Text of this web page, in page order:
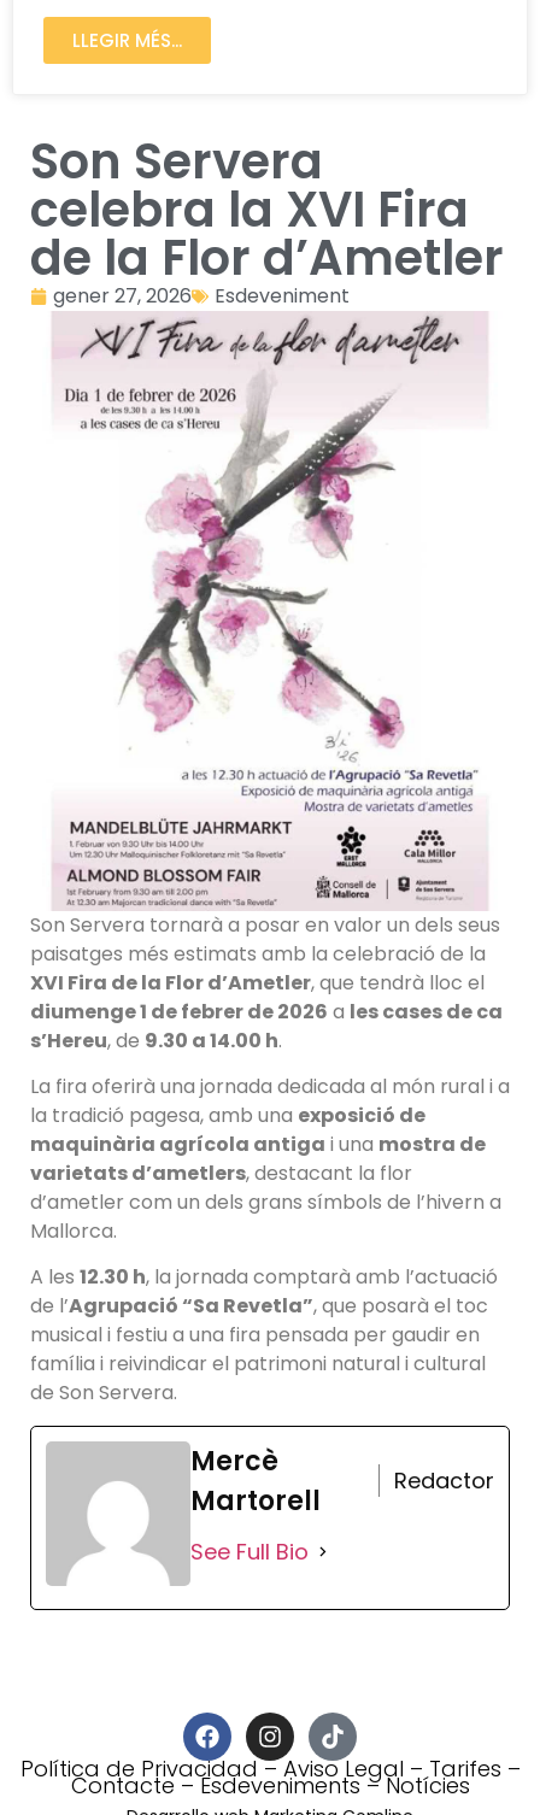
Son Servera
celebra la XVI Fira
de la Flor d’Ametler
gener 27, 2026 Esdeveniment
Son Servera tornarà a posar en valor un dels seus
paisatges més estimats amb la celebració de la
XVI Fira de la Flor d’Ametler, que tendrà lloc el
diumenge 1 de febrer de 2026 a les cases de ca
s’Hereu, de 9.30 a 14.00 h.
La fira oferirà una jornada dedicada al món rural i a
la tradició pagesa, amb una exposició de
maquinària agrícola antiga i una mostra de
varietats d’ametlers, destacant la flor
d’ametler com un dels grans símbols de l’hivern a
Mallorca.
A les 12.30 h, la jornada comptarà amb l’actuació
de l’Agrupació “Sa Revetla”, que posarà el toc
musical i festiu a una fira pensada per gaudir en
família i reivindicar el patrimoni natural i cultural
de Son Servera.
Mercè
Martorell
Redactor
See Full Bio
LLEGIR MÉS...
Política de Privacidad–Aviso Legal – Tarifes –
Contacte–Esdeveniments–Notícies